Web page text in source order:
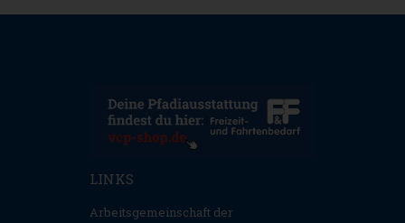
LINKS
Arbeitsgemeinschaft der